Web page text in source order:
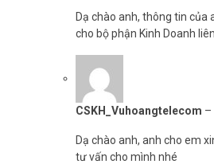
Dạ chào anh, thông tin của
cho bộ phận Kinh Doanh
CSKH_Vuhoangtelecom –
Dạ chào anh, anh cho em
tư vấn cho mình nhé